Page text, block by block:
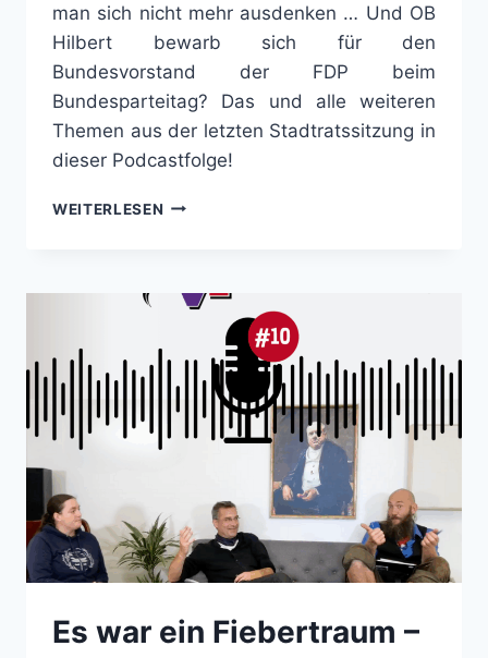
man sich nicht mehr ausdenken … Und OB
Hilbert bewarb sich für den
Bundesvorstand der FDP beim
Bundesparteitag? Das und alle weiteren
Themen aus der letzten Stadtratssitzung in
dieser Podcastfolge!
WEITERLESEN BINGO!
PVP-
KOOPERATION
Es war ein Fiebertraum –